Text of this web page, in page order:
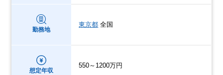
勤務地
東京都 全国
想定年収
550～1200万円